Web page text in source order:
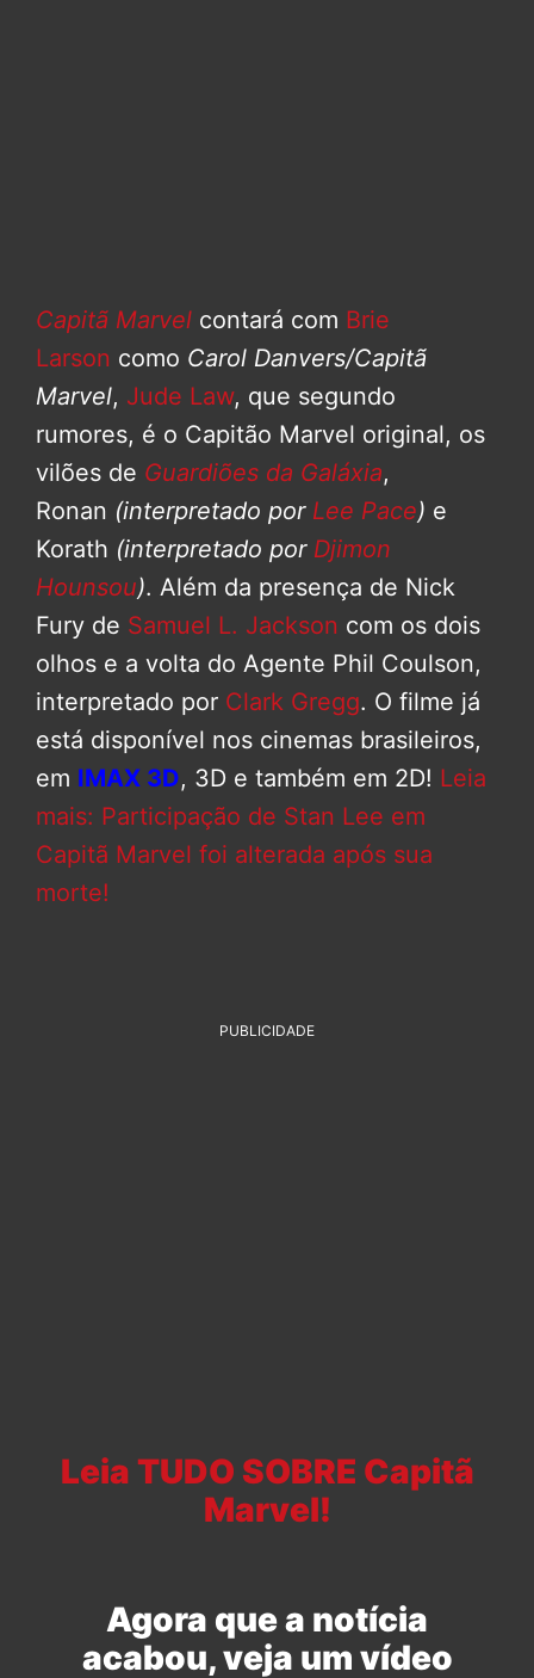
Capitã Marvel contará com Brie
Larson como Carol Danvers/Capitã
Marvel, Jude Law, que segundo
rumores, é o Capitão Marvel original, os
vilões de Guardiões da Galáxia,
Ronan (interpretado por Lee Pace) e
Korath (interpretado por Djimon
Hounsou). Além da presença de Nick
Fury de Samuel L. Jackson com os dois
olhos e a volta do Agente Phil Coulson,
interpretado por Clark Gregg. O filme já
está disponível nos cinemas brasileiros,
em IMAX 3D, 3D e também em 2D! Leia
mais: Participação de Stan Lee em
Capitã Marvel foi alterada após sua
morte!
PUBLICIDADE
Leia TUDO SOBRE Capitã
Marvel!
Agora que a notícia
acabou, veja um vídeo